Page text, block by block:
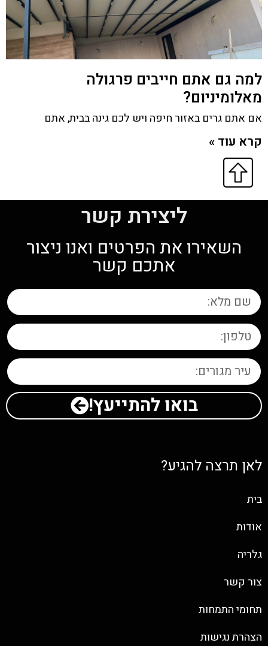
למה גם אתם חייבים פרגולה
מאלומיניום?
אם אתם גרים באזור חיפה ויש לכם גינה בבית, אתם
קרא עוד »
ליצירת קשר
השאירו את הפרטים ואנו ניצור
אתכם קשר
בואו להתייעץ!
לאן תרצה להגיע?
בית
אודות
גלריה
צור קשר
תחומי התמחות
הצהרת נגישות